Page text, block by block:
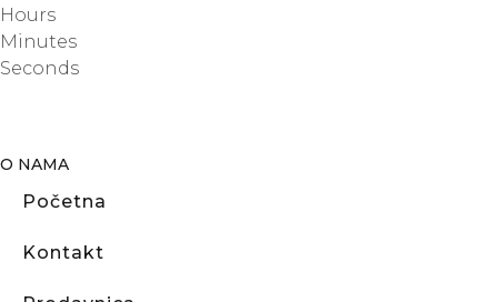
Hours
Minutes
Seconds
O NAMA
Početna
Kontakt